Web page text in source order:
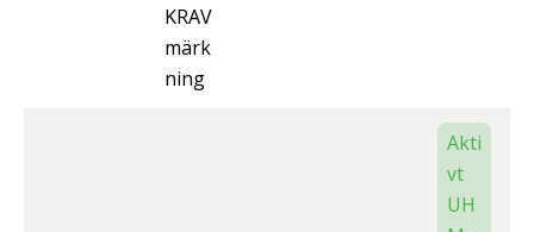
KRAV
märk
ning
Akti
vt
UH